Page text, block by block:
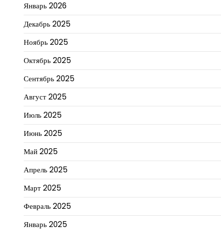
Январь 2026
Декабрь 2025
Ноябрь 2025
Октябрь 2025
Сентябрь 2025
Август 2025
Июль 2025
Июнь 2025
Май 2025
Апрель 2025
Март 2025
Февраль 2025
Январь 2025